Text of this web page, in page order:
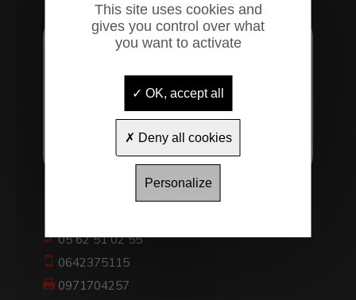
19 rue du Pic du Midi
05 62 51 02 55
0642375115
0971704257
This site uses cookies and
gives you control over what
you want to activate
OK, accept all
Deny all cookies
Personalize